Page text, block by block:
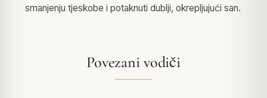
smanjenju tjeskobe i potaknuti dublji, okrepljujući san.
Povezani vodiči